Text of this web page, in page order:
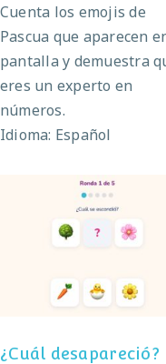
Cuenta los emojis de
Pascua que aparecen
pantalla y demuestra
eres un experto en
números.
Idioma: Español
¿Cuál desapareció?
¿Cuál desapareció?